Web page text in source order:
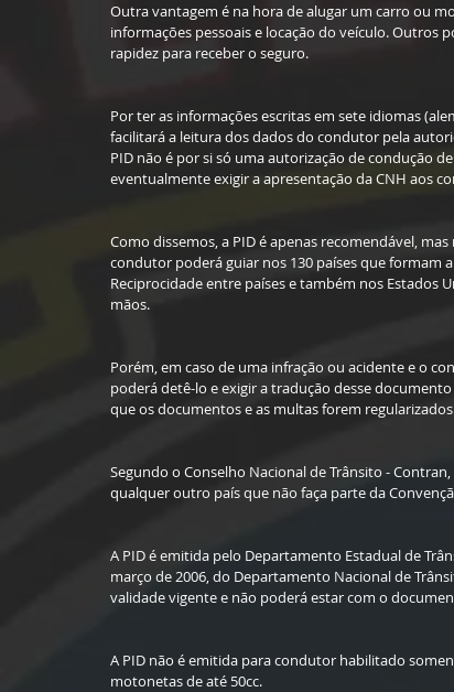
Outra vantagem é na hora de alugar um carro ou
informações pessoais e locação do veículo. Outros
rapidez para receber o seguro.
Por ter as informações escritas em sete idiomas
facilitará a leitura dos dados do condutor pela
PID não é por si só uma autorização de condução
eventualmente exigir a apresentação da CNH aos
Como dissemos, a PID é apenas recomendável,
condutor poderá guiar nos 130 países que formam
Reciprocidade entre países e também nos Estados
mãos.
Porém, em caso de uma infração ou acidente e o
poderá detê-lo e exigir a tradução desse
que os documentos e as multas forem
Segundo o Conselho Nacional de Trânsito -
qualquer outro país que não faça parte da
A PID é emitida pelo Departamento Estadual de
março de 2006, do Departamento Nacional de
validade vigente e não poderá estar com o
A PID não é emitida para condutor habilitado
motonetas de até 50cc.